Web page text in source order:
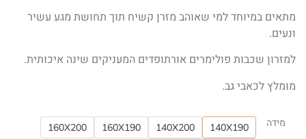
מתאים במיוחד למי שאוהב מזרן קשיח תוך תחושת מגע עשיר
ונעים.
למזרון שכבות פולימרים אורתופדים המעניקים שינה איכותית.
מומלץ לכאבי גב.
מידה 140X190
140X200
160X190
160X200